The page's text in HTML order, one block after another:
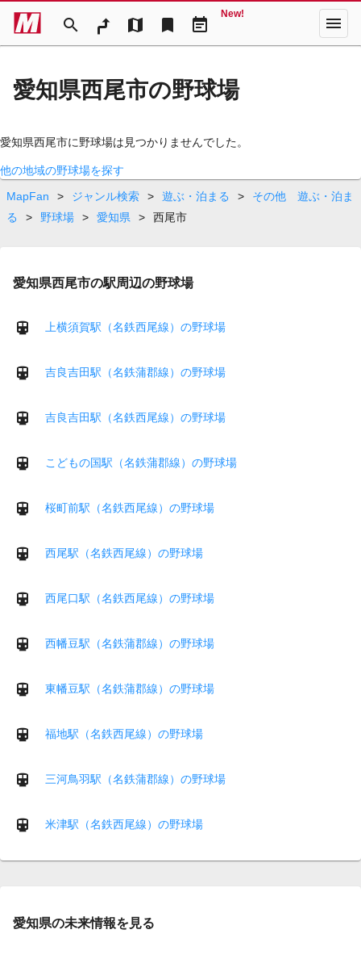
search map bookmark event_note
New! menu
愛知県西尾市の野球場
愛知県西尾市に野球場は見つかりませんでした。
他の地域の野球場を探す
MapFan
> ジャンル検索 > 遊ぶ・泊まる >
その他 遊ぶ・泊ま
る
> 野球場 > 愛知県 > 西尾市
愛知県西尾市の駅周辺の野球場
上横須賀駅（名鉄西尾線）の野球場
吉良吉田駅（名鉄蒲郡線）の野球場
吉良吉田駅（名鉄西尾線）の野球場
こどもの国駅（名鉄蒲郡線）の野球場
桜町前駅（名鉄西尾線）の野球場
西尾駅（名鉄西尾線）の野球場
西尾口駅（名鉄西尾線）の野球場
西幡豆駅（名鉄蒲郡線）の野球場
東幡豆駅（名鉄蒲郡線）の野球場
福地駅（名鉄西尾線）の野球場
三河鳥羽駅（名鉄蒲郡線）の野球場
米津駅（名鉄西尾線）の野球場
愛知県の未来情報を見る